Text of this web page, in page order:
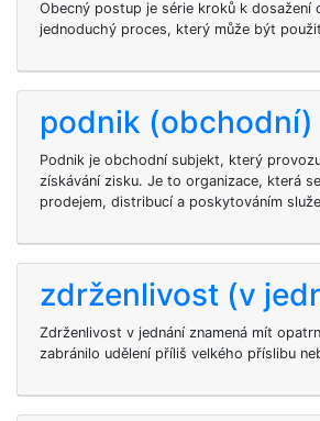
Obecný postup je série kroků k dosažení
jednoduchý proces, který může být
podnik (obchodní)
Podnik je obchodní subjekt, který
získávání zisku. Je to organizace, která
prodejem, distribucí a poskytováním
zdrženlivost (v
Zdrženlivost v jednání znamená mít
zabránilo udělení příliš velkého příslibu